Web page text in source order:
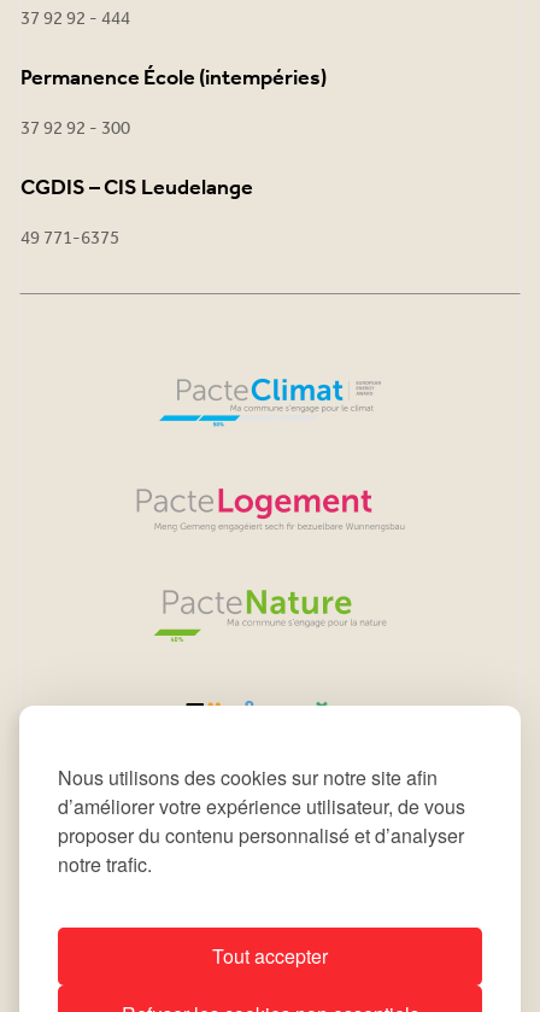
Nous utilisons des cookies sur notre site afin
d’améliorer votre expérience utilisateur, de vous
proposer du contenu personnalisé et d’analyser
notre trafic.
Tout accepter
37 92 92 - 444
Permanence École (intempéries)
37 92 92 - 300
CGDIS – CIS Leudelange
49 771-6375
All rights reserved © 2026 Commune de Leudelange